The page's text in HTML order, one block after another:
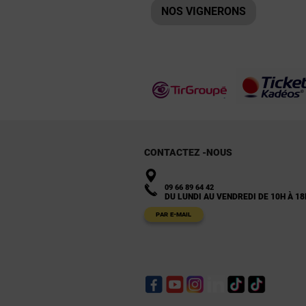
NOS VIGNERONS
CONTACTEZ -NOUS
09 66 89 64 42
DU LUNDI AU VENDREDI DE 10H À
PAR E-MAIL
FacebookYouTubeInstagramLinkedInTikTok